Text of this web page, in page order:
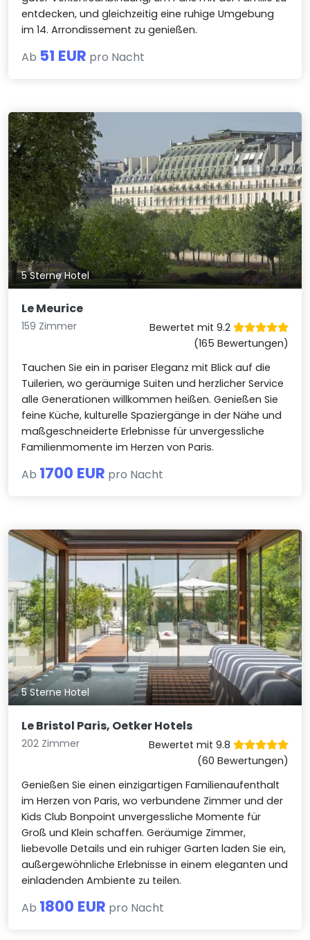
entdecken, und gleichzeitig eine ruhige Umgebung
im 14. Arrondissement zu genießen.
Ab 51 EUR pro Nacht
5 Sterne Hotel
Le Meurice
159 Zimmer
Bewertet mit 9.2
(165 Bewertungen)
Tauchen Sie ein in pariser Eleganz mit Blick auf die
Tuilerien, wo geräumige Suiten und herzlicher Service
alle Generationen willkommen heißen. Genießen Sie
feine Küche, kulturelle Spaziergänge in der Nähe und
maßgeschneiderte Erlebnisse für unvergessliche
Familienmomente im Herzen von Paris.
Ab 1700 EUR pro Nacht
5 Sterne Hotel
Le Bristol Paris, Oetker Hotels
202 Zimmer
Bewertet mit 9.8
(60 Bewertungen)
Genießen Sie einen einzigartigen Familienaufenthalt
im Herzen von Paris, wo verbundene Zimmer und der
Kids Club Bonpoint unvergessliche Momente für
Groß und Klein schaffen. Geräumige Zimmer,
liebevolle Details und ein ruhiger Garten laden Sie ein,
außergewöhnliche Erlebnisse in einem eleganten und
einladenden Ambiente zu teilen.
Ab 1800 EUR pro Nacht